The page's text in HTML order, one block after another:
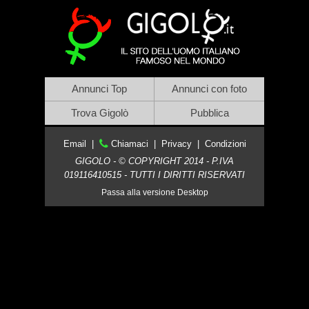
Annunci Top Annunci con foto
Trova Gigolò Pubblica
Email | Chiamaci | Privacy| Condizioni
GIGOLO - © COPYRIGHT 2014 - P.IVA
019116410515 - TUTTI I DIRITTI RISERVATI
Passa alla versione Desktop